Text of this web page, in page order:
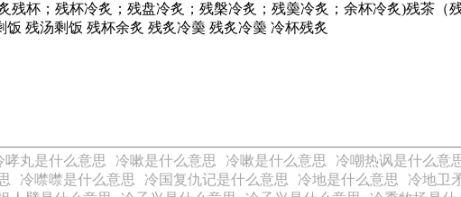
残杯；残杯冷炙；残盘冷炙；残槃冷炙；残羮冷炙；余杯冷炙)残茶（
残汤剩饭 残杯余炙 残炙冷羮 残炙冷羮 冷杯残炙
哮丸是什么意思 冷嗽是什么意思 冷嗽是什么意思 冷嘲热讽是什么意
冷噤噤是什么意思 冷国复仇记是什么意思 冷地是什么意思 冷地卫